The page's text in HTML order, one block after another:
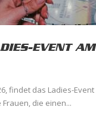
EVENT
findet das Ladies-
die einen...